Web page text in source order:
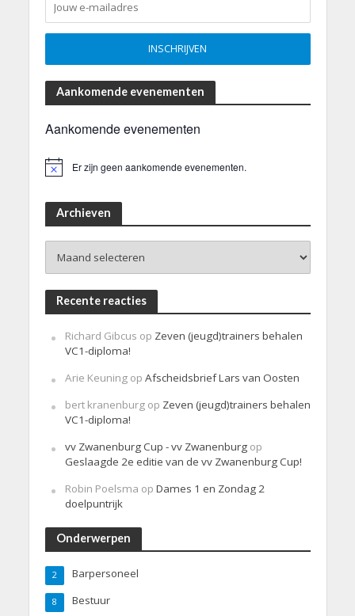
Aankomende evenementen
Aankomende evenementen
Er zijn geen aankomende evenementen.
Archieven
Recente reacties
Richard Gibcus op Zeven (jeugd)trainers behalen
VC1-diploma!
Arie Keuningop Afscheidsbrief Lars van Oosten
bert kranenburgop Zeven (jeugd)trainers behalen
VC1-diploma!
vv Zwanenburg Cup - vv Zwanenburgop
Geslaagde 2e editie van de vv Zwanenburg Cup!
Robin Poelsma op Dames 1 en Zondag 2
doelpuntrijk
Onderwerpen
Barpersoneel
2
Bestuur
8